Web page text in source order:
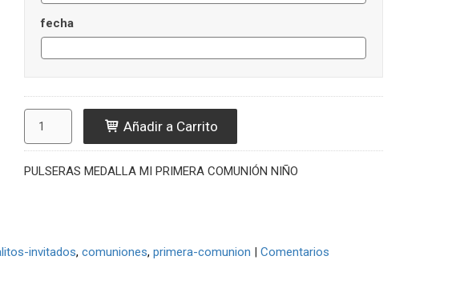
fecha
Añadir a Carrito
PULSERAS MEDALLA MI PRIMERA COMUNIÓN NIÑO
invitados comuniones primera-comunion | Comentarios